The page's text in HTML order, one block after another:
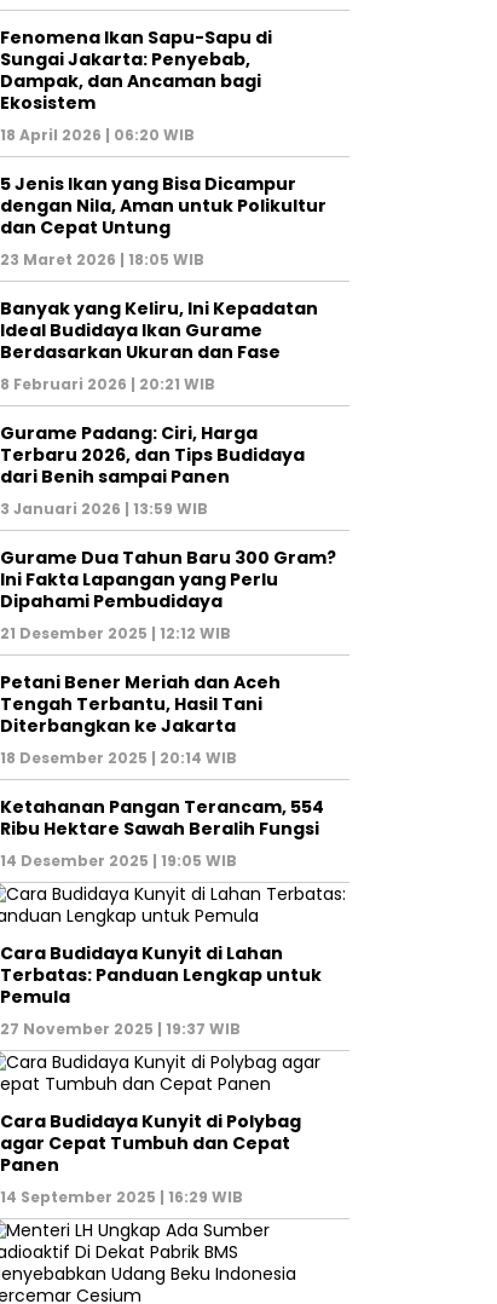
Fenomena Ikan Sapu-Sapu di
Sungai Jakarta: Penyebab,
Dampak, dan Ancaman bagi
Ekosistem
18 April 2026 | 06:20 WIB
5 Jenis Ikan yang Bisa Dicampur
dengan Nila, Aman untuk Polikultur
dan Cepat Untung
23 Maret 2026 | 18:05 WIB
Banyak yang Keliru, Ini Kepadatan
Ideal Budidaya Ikan Gurame
Berdasarkan Ukuran dan Fase
8 Februari 2026 | 20:21 WIB
Gurame Padang: Ciri, Harga
Terbaru 2026, dan Tips Budidaya
dari Benih sampai Panen
3 Januari 2026 | 13:59 WIB
Gurame Dua Tahun Baru 300 Gram?
Ini Fakta Lapangan yang Perlu
Dipahami Pembudidaya
21 Desember 2025 | 12:12 WIB
Petani Bener Meriah dan Aceh
Tengah Terbantu, Hasil Tani
Diterbangkan ke Jakarta
18 Desember 2025 | 20:14 WIB
Ketahanan Pangan Terancam, 554
Ribu Hektare Sawah Beralih Fungsi
14 Desember 2025 | 19:05 WIB
Cara Budidaya Kunyit di Lahan
Terbatas: Panduan Lengkap untuk
Pemula
27 November 2025 | 19:37 WIB
Cara Budidaya Kunyit di Polybag
agar Cepat Tumbuh dan Cepat
Panen
14 September 2025 | 16:29 WIB